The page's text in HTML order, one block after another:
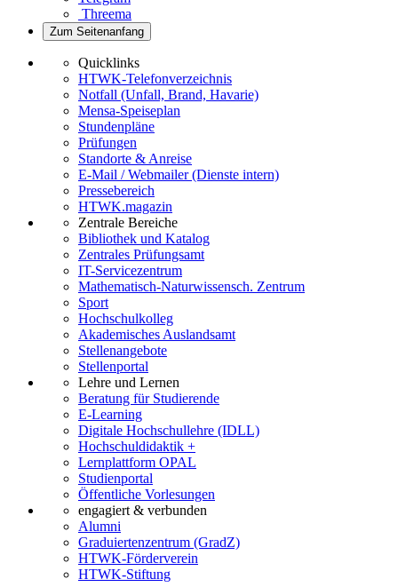
Threema
Zum Seitenanfang
Quicklinks
HTWK-Telefonverzeichnis
Notfall (Unfall, Brand, Havarie)
Mensa-Speiseplan
Stundenpläne
Prüfungen
Standorte & Anreise
E-Mail / Webmailer (Dienste intern)
Pressebereich
HTWK.magazin
Zentrale Bereiche
Bibliothek und Katalog
Zentrales Prüfungsamt
IT-Servicezentrum
Mathematisch-Naturwissensch. Zentrum
Sport
Hochschulkolleg
Akademisches Auslandsamt
Stellenangebote
Stellenportal
Lehre und Lernen
Beratung für Studierende
E-Learning
Digitale Hochschullehre (IDLL)
Hochschuldidaktik +
Lernplattform OPAL
Studienportal
Öffentliche Vorlesungen
engagiert & verbunden
Alumni
Graduiertenzentrum (GradZ)
HTWK-Förderverein
HTWK-Stiftung